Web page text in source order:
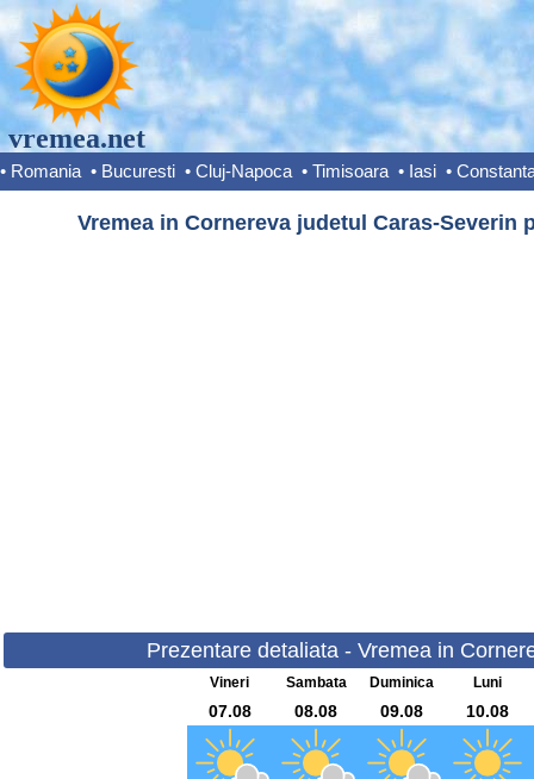
vremea.net
• Romania • Bucuresti • Cluj-Napoca • Timisoara • Iasi •
Vremea in Cornereva judetul Caras-Severin
Prezentare detaliata - Vremea in
Vineri Sambata Duminica Luni
07.08 08.08 09.08 10.08